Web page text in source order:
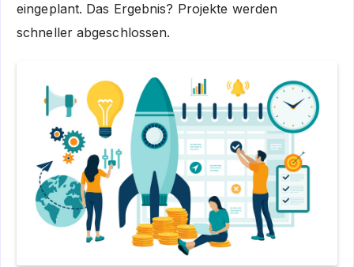
eingeplant. Das Ergebnis? Projekte werden
schneller abgeschlossen.